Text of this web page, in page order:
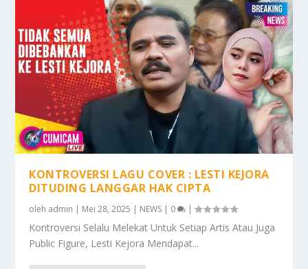
KONTROVERSI LAGU COVER : LESTI KEJORA
DITUDING LANGGAR HAK CIPTA
oleh admin | Mei 28, 2025 | NEWS | 0 |
Kontroversi Selalu Melekat Untuk Setiap Artis Atau Juga
Public Figure, Lesti Kejora Mendapat...